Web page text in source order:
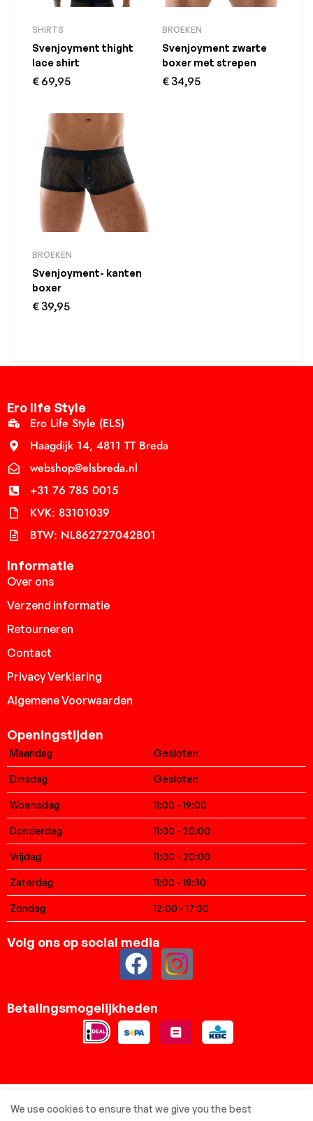
SHIRTS
Svenjoyment thight
lace shirt
€ 69,95
BROEKEN
Svenjoyment zwarte
boxer met strepen
€ 34,95
BROEKEN
Svenjoyment- kanten
boxer
€ 39,95
Ero life Style
Ero Life Style (ELS)
Haagdijk 14, 4811 TT Breda
webshop@elsbreda.nl
+31 76 785 0015
KVK: 83101039
BTW: NL862727042B01
Informatie
Over ons
Verzend informatie
Retourneren
Contact
Privacy Verklaring
Algemene Voorwaarden
Openingstijden
Maandag Gesloten
Dinsdag Gesloten
Woensdag 11:00 - 19:00
Donderdag 11:00 - 20:00
Vrijdag 11:00 - 20:00
Zaterdag 11:00 - 18:30
Zondag 12:00 - 17:30
Volg ons op social media
Betalingsmogelijkheden
© Elsbreda.nl - Alle rechten voorbehouden
We use cookies to ensure that we give you the best